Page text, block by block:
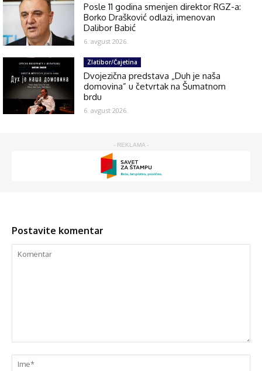
Posle 11 godina smenjen direktor RGZ-a:
Borko Drašković odlazi, imenovan
Dalibor Babić
6. avgust 2026.
Zlatibor/Čajetina
Dvojezična predstava „Duh je naša
domovina” u četvrtak na Šumatnom
brdu
6. avgust 2026.
- REKLAMA -
Postavite komentar